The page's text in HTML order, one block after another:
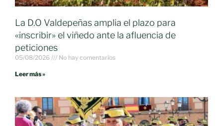
La D.O Valdepeñas amplia el plazo para
«inscribir» el viñedo ante la afluencia de
peticiones
05/08/2026 No hay comentarios
Leer más »